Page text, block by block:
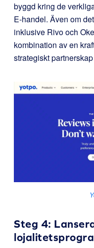
byggd kring de
E-handel. Även om
inklusive Rivo och
kombination av en
strategiskt
Steg 4: